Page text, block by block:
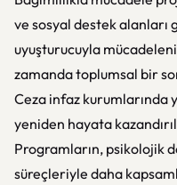
ve sosyal destek
uyuşturucuyla
zamanda toplumsal bir
Ceza infaz kurumlarında
yeniden hayata
Programların, psikolojik
süreçleriyle daha